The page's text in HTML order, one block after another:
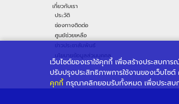
เว็บไซต์ของเราใช้คุกกี้ เพื่อสร้างประสบกา
ปรับปรุงประสิทธิภาพการใช้งานของเว็บไซ
คุกกี้ กรุณาคลิกยอมรับทั้งหมด เพื่อประสบ
เกี่ยวกับเรา
ประวัติ
ช่องทางติดต่อ
ศูนย์ช่วยเหลือ
ข่าวประชาสัมพันธ์
นโยบายข้อมูลส่วนบุคคล